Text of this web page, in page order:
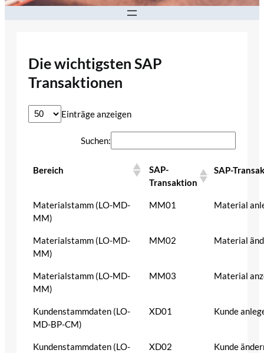
Die wichtigsten SAP
Transaktionen
Einträge anzeigen
Suchen:
Bereich
SAP-
Transaktion
SAP-
Materialstamm (LO-MD-
MM)
MM01 Material
Materialstamm (LO-MD-
MM)
MM02 Material
Materialstamm (LO-MD-
MM)
MM03 Material
Kundenstammdaten (LO-
MD-BP-CM)
XD01 Kunde
Kundenstammdaten (LO-
XD02 Kunde